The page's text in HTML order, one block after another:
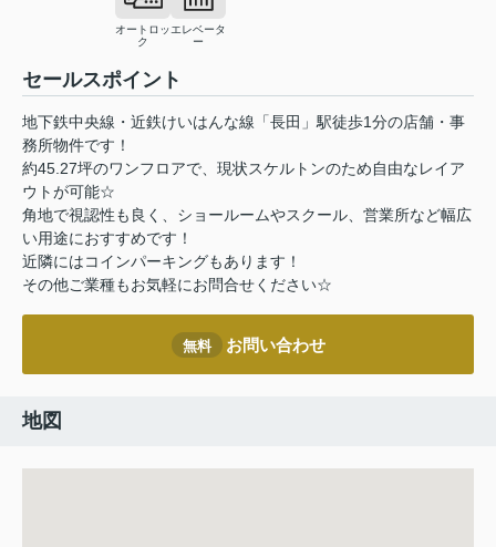
オートロッ
ク
エレベータ
ー
セールスポイント
地下鉄中央線・近鉄けいはんな線「長田」駅徒歩1分の店舗・事
務所物件です！
約45.27坪のワンフロアで、現状スケルトンのため自由なレイア
ウトが可能☆
角地で視認性も良く、ショールームやスクール、営業所など幅広
い用途におすすめです！
近隣にはコインパーキングもあります！
その他ご業種もお気軽にお問合せください☆
無料 お問い合わせ
地図